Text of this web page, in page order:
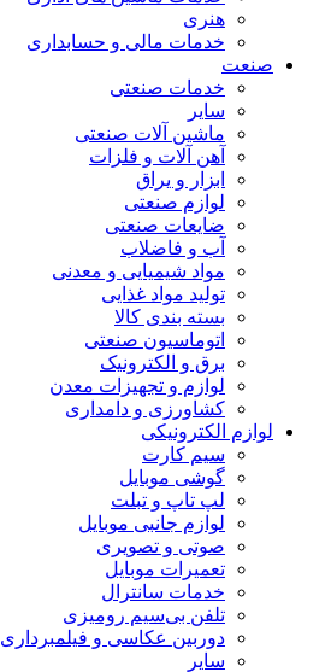
هنری
خدمات مالی و حسابداری
صنعت
خدمات صنعتی
سایر
ماشین آلات صنعتی
آهن آلات و فلزات
ابزار و یراق
لوازم صنعتی
ضایعات صنعتی
آب و فاضلاب
مواد شیمیایی و معدنی
تولید مواد غذایی
بسته بندی کالا
اتوماسیون صنعتی
برق و الکترونیک
لوازم و تجهیزات معدن
کشاورزی و دامداری
لوازم الکترونیکی
سیم کارت
گوشی موبایل
لپ تاپ و تبلت
لوازم جانبی موبایل
صوتی و تصویری
تعمیرات موبایل
خدمات سانترال
تلفن بی‌سیم رومیزی
دوربین عکاسی و فیلمبرداری
سایر